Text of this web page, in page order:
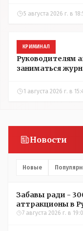
5 августа 2026 г. в
КРИМИНАЛ
Руководителям
заниматься
1 августа 2026 г. в
Новости
Новые
Забавы ради -
аттракционы в
окупятся?
7 августа 2026 г. в